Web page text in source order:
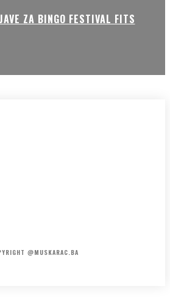
ZA BINGO FESTIVAL FITS
@MUSKARAC.BA